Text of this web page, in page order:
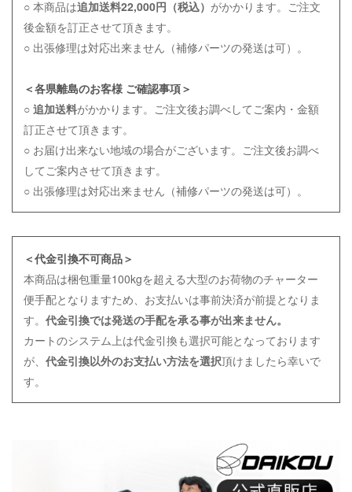
○ 本商品は追加送料22,000円（税込） がかかります。ご注文
後金額を訂正させて頂きます。
○ 出張修理は対応出来ません（補修パーツの発送は可）。
＜各県離島のお客様 ご確認事項＞
○ 追加送料がかかります。ご注文後お調べしてご案内・金額
訂正させて頂きます。
○ お届け出来ない地域の場合がございます。ご注文後お調べ
してご案内させて頂きます。
○ 出張修理は対応出来ません（補修パーツの発送は可）。
＜代金引換不可商品＞
本商品は梱包重量100kgを超える大型のお荷物のチャーター
便手配となりますため、お支払いは事前決済が前提となりま
す。 代金引換では発送の手配を承る事が出来ません。
カートのシステム上は代金引換も選択可能となっております
が、 代金引換以外のお支払い方法を選択頂けましたら幸いで
す。